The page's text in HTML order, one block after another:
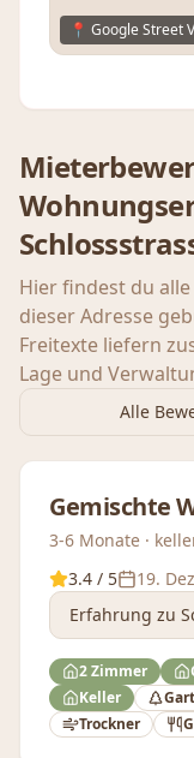
📍 Google Street
Hier findest du
dieser Adresse
Freitexte liefern
Lage und
Alle
Gemischte
3-6 Monate ·
3.4 / 5
19.
Erfahrung zu
2 Zimmer
Keller
Trockner